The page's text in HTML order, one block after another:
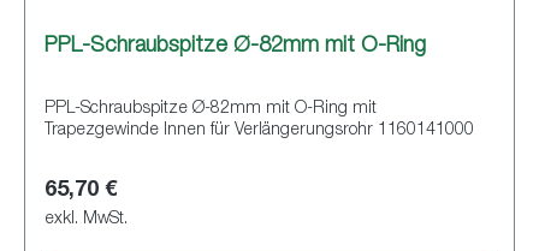
PPL-Schraubspitze Ø-82mm mit O-Ring
PPL-Schraubspitze Ø-82mm mit O-Ring mit
Trapezgewinde Innen für Verlängerungsrohr 1160141000
65,70 €
exkl. MwSt.